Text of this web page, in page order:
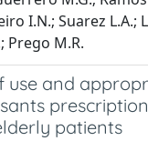
I.N.; Suarez L.A.;
Prego M.R.
use and
patients